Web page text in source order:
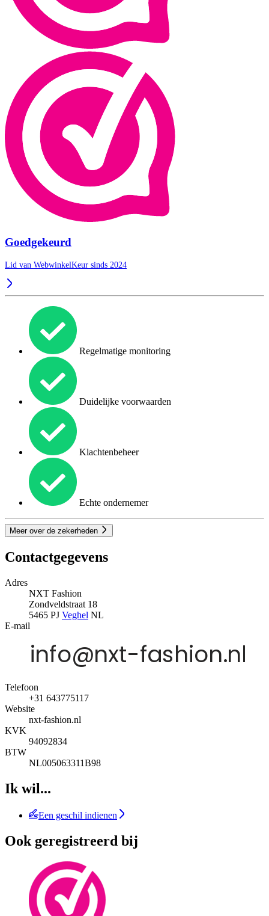
Goedgekeurd
Lid van WebwinkelKeur sinds 2024
Regelmatige monitoring
Duidelijke voorwaarden
Klachtenbeheer
Echte ondernemer
Meer over de zekerheden
Contactgegevens
Adres
NXT Fashion
Zondveldstraat 18
5465 PJ Veghel NL
E-mail
Telefoon
+31 643775117
Website
nxt-fashion.nl
KVK
94092834
BTW
NL005063311B98
Ik wil...
Een geschil indienen
Ook geregistreerd bij